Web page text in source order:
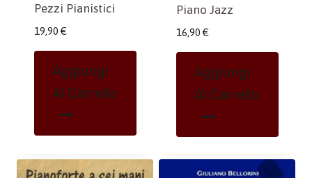
Pezzi Pianistici
19,90 €
Aggiungi
Al Carrello
Piano Jazz
16,90 €
Aggiungi
Al Carrello